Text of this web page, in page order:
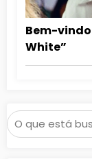
Bem-
White”
Pesquisar